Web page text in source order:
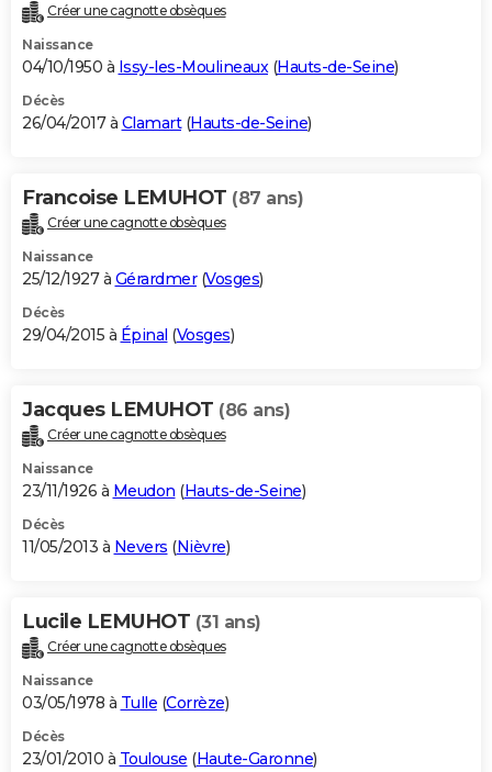
Créer une cagnotte obsèques
Naissance
04/10/1950 à Issy-les-Moulineaux(Hauts-de-Seine)
Décès
26/04/2017 à Clamart(Hauts-de-Seine)
Francoise LEMUHOT (87 ans)
Créer une cagnotte obsèques
Naissance
25/12/1927 à Gérardmer(Vosges)
Décès
29/04/2015 à Épinal (Vosges)
Jacques LEMUHOT (86 ans)
Créer une cagnotte obsèques
Naissance
23/11/1926 à Meudon (Hauts-de-Seine)
Décès
11/05/2013 à Nevers (Nièvre)
Lucile LEMUHOT (31 ans)
Créer une cagnotte obsèques
Naissance
03/05/1978 à Tulle (Corrèze)
Décès
23/01/2010 à Toulouse (Haute-Garonne)